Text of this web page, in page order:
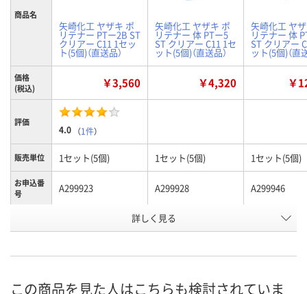
商品名
矢崎化工 ヤザキ ポ
リテナー PTー2B ST
クリアー C11 1セッ
ト(5個)（直送品）
矢崎化工 ヤザキ ポ
リテナー 体 PTー5
ST クリアー C11 1セ
ット(5個)（直送品）
矢崎化工 ヤ
リテナー 体
ST クリアー
ット(5個)（直
価格
(税込)
￥3,560 ￥4,320 ￥
評価
4.0 （1件）
販売単位 1セット(5個) 1セット(5個) 1セット(5個)
お申込番
号
A299923 A299928 A299946
直送品
数量 数量
詳しく見る
この商品を見た人はこちらも検討されていま